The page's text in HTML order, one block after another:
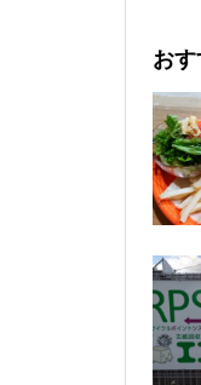
お